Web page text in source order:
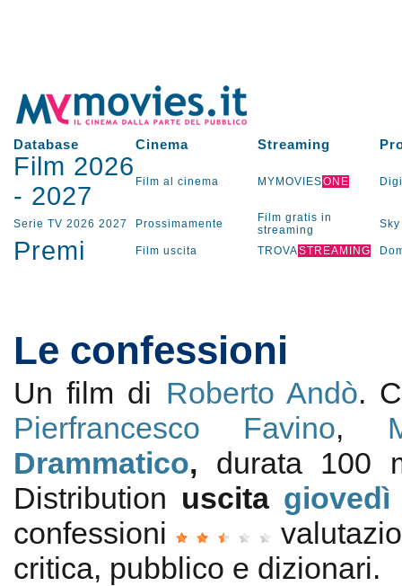
Database Cinema Streaming
Film 2026
- 2027 Film al cinema MYMOVIESONE
Serie TV 2026 2027 Prossimamente
Film gratis in
streaming
Sky
Premi Film uscita TROVASTREAMING
Le confessioni
Un film di Roberto Andò.
Pierfrancesco Favino,
Drammatico, durata 100
Distribution uscita giovedì
confessioni
critica, pubblico e dizionari.